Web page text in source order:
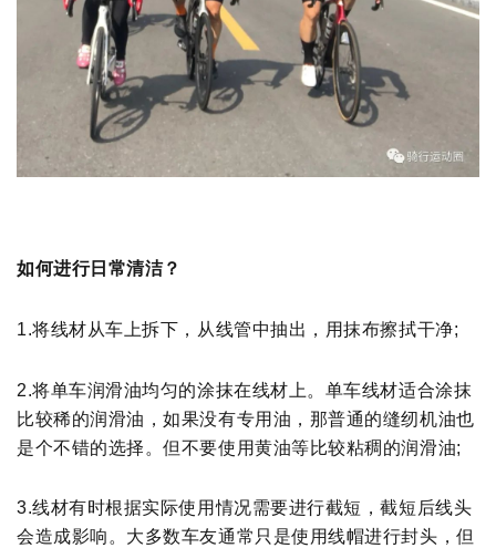
如何进行日常清洁？
1.将线材从车上拆下，从线管中抽出，用抹布擦拭干净;
2.将单车润滑油均匀的涂抹在线材上。单车线材适合涂抹
比较稀的润滑油，如果没有专用油，那普通的缝纫机油也
是个不错的选择。但不要使用黄油等比较粘稠的润滑油;
3.线材有时根据实际使用情况需要进行截短，截短后线头
会造成影响。大多数车友通常只是使用线帽进行封头，但